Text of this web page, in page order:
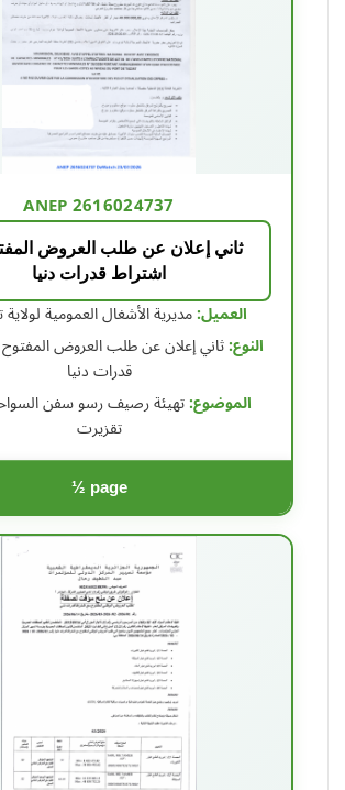
ANEP 2616024737
ثاني إعلان عن طلب العروض
اشتراط قدرات دنيا
العميل:مديرية الأشغال العمومية
النوع:ثاني إعلان عن طلب العروض
قدرات دنيا
الموضوع:تهيئة رصيف رسو سفن
تقزيرت
½ page